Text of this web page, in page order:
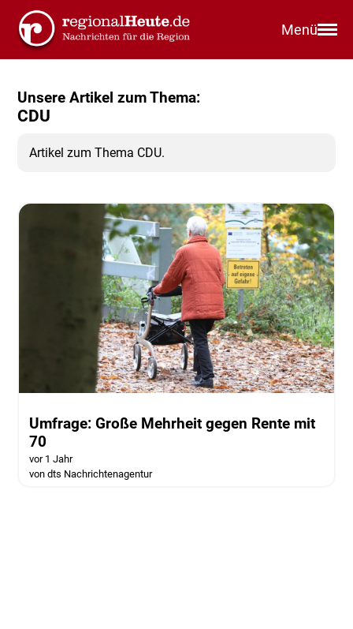
Menü
Unsere Artikel zum Thema:
CDU
Artikel zum Thema CDU.
Umfrage: Große Mehrheit gegen Rente mit
70
vor 1 Jahr
von dts Nachrichtenagentur